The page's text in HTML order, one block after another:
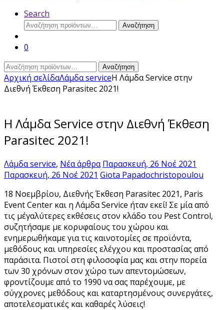
Search
Αναζήτηση
Αναζήτηση
0
Αναζήτηση
για:
Αναζήτηση
Αρχική σελίδαΛάμδα serviceΗ Λάμδα Service στην
Διεθνή Έκθεση Parasitec 2021!
Η Λάμδα Service στην Διεθνή Έκθεση
Parasitec 2021!
Λάμδα service, Νέα άρθρα Παρασκευή, 26 Νοέ 2021
Παρασκευή, 26 Νοέ 2021 Giota Papadochristopoulou
18 Νοεμβρίου, Διεθνής Έκθεση Parasitec 2021, Paris
Event Center και η Λάμδα Service ήταν εκεί! Σε μία από
τις μέγαλύτερες εκθέσεις στον κλάδο του Pest Control,
συζητήσαμε με κορυφαίους του χώρου και
ενημερωθήκαμε για τις καινοτομίες σε προϊόντα,
μεθόδους και υπηρεσίες ελέγχου και προστασίας από
παράσιτα. Πιστοί στη φιλοσοφία μας και στην πορεία
των 30 χρόνων στον χώρο των απεντομώσεων,
φροντίζουμε από το 1990 να σας παρέχουμε, με
σύγχρονες μεθόδους και καταρτησμένους συνεργάτες,
αποτελεσματικές και καθαρές λύσεις!